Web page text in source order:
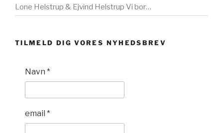
Lone Helstrup & Ejvind Helstrup Vi bor…
TILMELD DIG VORES NYHEDSBREV
Navn *
email *